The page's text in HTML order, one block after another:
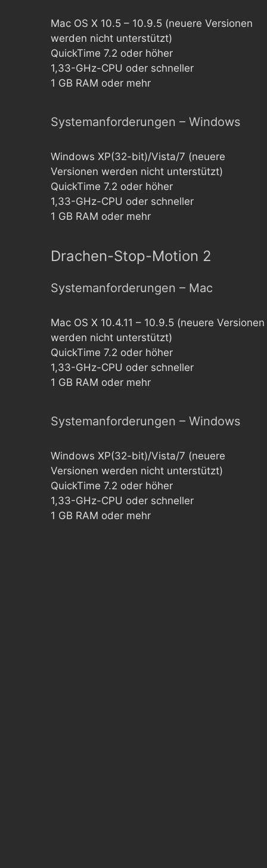
Mac OS X 10.5 – 10.9.5 (neuere Versionen
werden nicht unterstützt)
QuickTime 7.2 oder höher
1,33-GHz-CPU oder schneller
1 GB RAM oder mehr
Systemanforderungen – Windows
Windows XP(32-bit)/Vista/7 (neuere
Versionen werden nicht unterstützt)
QuickTime 7.2 oder höher
1,33-GHz-CPU oder schneller
1 GB RAM oder mehr
Drachen-Stop-Motion 2
Systemanforderungen – Mac
Mac OS X 10.4.11 – 10.9.5 (neuere Versionen
werden nicht unterstützt)
QuickTime 7.2 oder höher
1,33-GHz-CPU oder schneller
1 GB RAM oder mehr
Systemanforderungen – Windows
Windows XP(32-bit)/Vista/7 (neuere
Versionen werden nicht unterstützt)
QuickTime 7.2 oder höher
1,33-GHz-CPU oder schneller
1 GB RAM oder mehr